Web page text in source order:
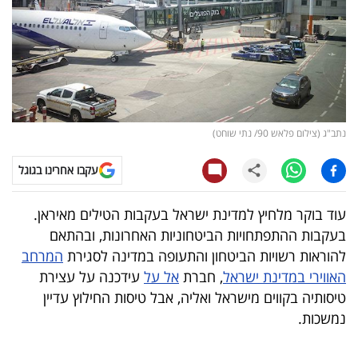
רכילות
עסקית
קריפטו
ויראלי
עסקי
ספורט
קריירה
ולימודים
מינויים
נתב"ג (צילום פלאש 90/ נתי שוחט)
עקבו אחרינו בגוגל
עוד בוקר מלחיץ למדינת ישראל בעקבות הטילים מאיראן.
בעקבות ההתפתחויות הביטחוניות האחרונות, ובהתאם
להוראות רשויות הביטחון והתעופה במדינה לסגירת המרחב
האווירי במדינת ישראל, חברת אל על עידכנה על עצירת
טיסותיה בקווים מישראל ואליה, אבל טיסות החילוץ עדיין
נמשכות.